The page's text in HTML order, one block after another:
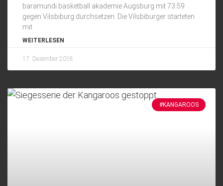
baramundi basketball akademie Augsburg mit 73:59
gegen Vilsbiburg durchsetzen. Die Vilsbiburger starteten
mit
WEITERLESEN
17. Dezember 2018
#KANGAROOS